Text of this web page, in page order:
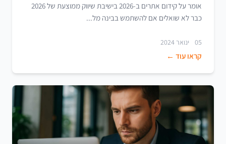
אומר על קידום אתרים ב-2026 בישיבת שיווק ממוצעת של 2026
כבר לא שואלים אם להשתמש בבינה מל...
05 ינואר 2024
קראו עוד ←